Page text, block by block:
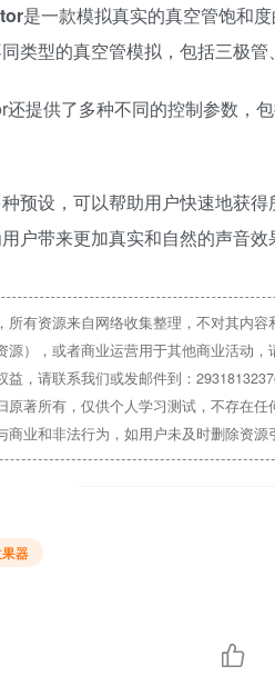
是一款模拟真实的真空管饱和
类型的真空管模拟，包括三极
还提供了多种不同的控制参数，
预设，可以帮助用户快速地获
户带来更加真实和自然的声音效
所有资源来自网络收集整理，不对其内容
源），或者商业运营用于其他商业活动，
，请联系我们或发邮件到：
原著所有，仅供个人学习测试，不存在任
商业和非法行为，如用户未及时删除资
器